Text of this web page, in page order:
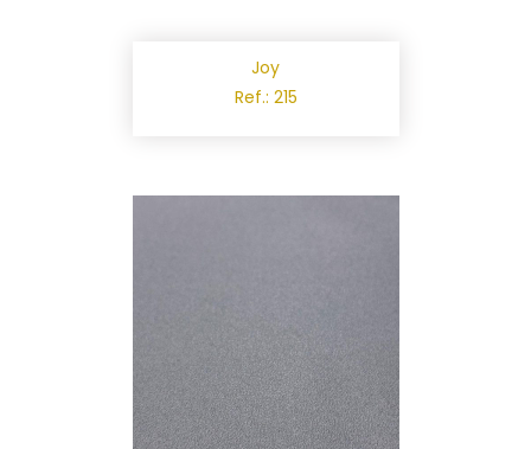
Joy
Ref.: 215